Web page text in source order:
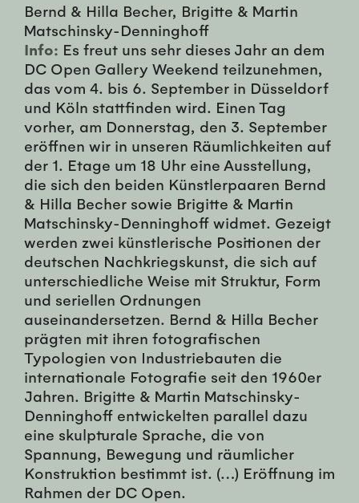
Bernd & Hilla Becher, Brigitte & Martin
Matschinsky-Denninghoff
Info: Es freut uns sehr dieses Jahr an dem
DC Open Gallery Weekend teilzunehmen,
das vom 4. bis 6. September in Düsseldorf
und Köln stattfinden wird. Einen Tag
vorher, am Donnerstag, den 3. September
eröffnen wir in unseren Räumlichkeiten auf
der 1. Etage um 18 Uhr eine Ausstellung,
die sich den beiden Künstlerpaaren Bernd
& Hilla Becher sowie Brigitte & Martin
Matschinsky-Denninghoff widmet. Gezeigt
werden zwei künstlerische Positionen der
deutschen Nachkriegskunst, die sich auf
unterschiedliche Weise mit Struktur, Form
und seriellen Ordnungen
auseinandersetzen. Bernd & Hilla Becher
prägten mit ihren fotografischen
Typologien von Industriebauten die
internationale Fotografie seit den 1960er
Jahren. Brigitte & Martin Matschinsky-
Denninghoff entwickelten parallel dazu
eine skulpturale Sprache, die von
Spannung, Bewegung und räumlicher
Konstruktion bestimmt ist. (…) Eröffnung im
Rahmen der DC Open.